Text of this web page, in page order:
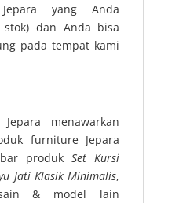
yang Anda
dan Anda bisa
pada tempat kami
menawarkan
furniture Jepara
produkSet Kursi
Jati Klasik Minimalis,
& model lain